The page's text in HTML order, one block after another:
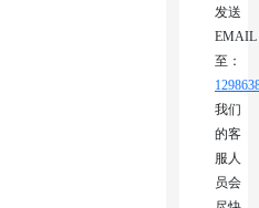
发送
EMAIL
至：
我们
的客
服人
员会